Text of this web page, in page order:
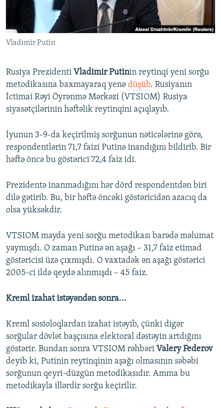
İNFOQRAFIKA
KARIKATURA
AZƏRBAYCAN ƏDƏBIYYATI KITABXANASI
İSLAM VƏ DEMOKRATIYA
İZ - MƏDƏNIYYƏT PROQRAMI
MISSIYAMIZ
PEŞƏ ETIKASI VƏ JURNALISTIKA STANDARTLARIMIZ
MATERIALLARIMIZDAN ISTIFADƏ
BIZIMLƏ ƏLAQƏ
XƏBƏR BÜLLETENLƏRIMIZ
Vladimir Putin
Rusiya Prezidenti Vladimir Putinin reytinqi yeni sorğu
metodikasına baxmayaraq yenə düşüb. Rusiyanın
İctimai Rəyi Öyrənmə Mərkəzi (VTSIOM) Rusiya
siyasətçilərinin həftəlik reytinqini açıqlayıb.
İyunun 3-9-da keçirilmiş sorğunun nəticələrinə görə,
respondentlərin 71,7 faizi Putinə inandığını bildirib. Bir
həftə öncə bu göstərici 72,4 faiz idi.
Prezidentə inanmadığını hər dörd respondentdən biri
dilə gətirib. Bu, bir həftə öncəki göstəricidən azacıq da
olsa yüksəkdir.
VTSIOM mayda yeni sorğu metodikası barədə məlumat
yaymışdı. O zaman Putinə ən aşağı – 31,7 faiz etimad
göstəricisi üzə çıxmışdı. O vaxtadək ən aşağı göstərici
2005-ci ildə qeydə alınmışdı – 45 faiz.
Kreml izahat istəyəndən sonra...
Kreml sosioloqlardan izahat istəyib, çünki digər
sorğular dövlət başçısına elektoral dəstəyin artdığını
göstərir. Bundan sonra VTSIOM rəhbəri Valery Federov
deyib ki, Putinin reytinqinin aşağı olmasının səbəbi
sorğunun qeyri-düzgün metodikasıdır. Amma bu
metodikayla illərdir sorğu keçirilir.